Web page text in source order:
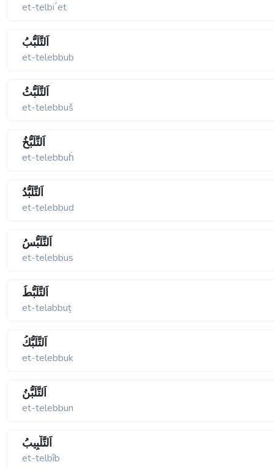
et-telbi΄et
اَلتَّلَبُّبُ
et-telebbub
اَلتَّلَبُّثُ
et-telebbuš
اَلتَّلَبُّخُ
et-telebbuḣ
اَلتَّلَبُّدُ
et-telebbud
اَلتَّلَبُّسُ
et-telebbus
اَلتَّلَبُّطُ
et-telabbuṯ
اَلتَّلَبُّكُ
et-telebbuk
اَلتَّلَبُّنُ
et-telebbun
اَلتَّلْبِيبُ
et-telbîb